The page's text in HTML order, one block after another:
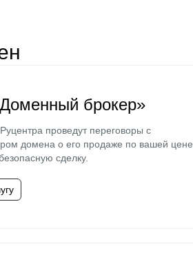
брокер»
проведут переговоры с
домена о его продаже по вашей цене
сделку.